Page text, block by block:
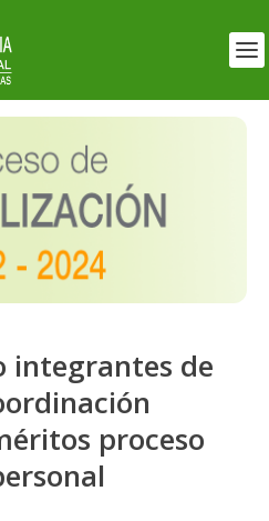
integrantes de
proceso